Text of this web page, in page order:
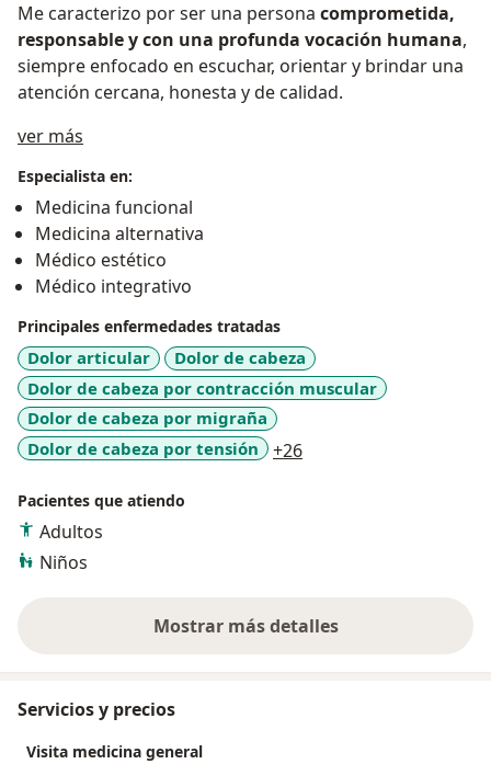
Me caracterizo por ser una persona comprometida,
responsable y con una profunda vocación humana,
siempre enfocado en escuchar, orientar y brindar una
atención cercana, honesta y de calidad.
ver más
Especialista en:
Medicina funcional
Medicina alternativa
Médico estético
Médico integrativo
Principales enfermedades tratadas
Dolor articular
Dolor de cabeza
Dolor de cabeza por contracción muscular
Dolor de cabeza por migraña
Dolor de cabeza por tensión
+26
Pacientes que atiendo
Adultos
Niños
Mostrar más detalles
sobre la experiencia
Servicios y precios
Visita medicina general